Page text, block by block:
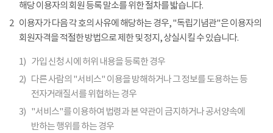
해당 이용자의 회원 등록 말소를 위한 절차를 밟습니다.
2 이용자가 다음 각 호의 사유에 해당하는 경우, "독립기념관"은 이용자의
회원자격을 적절한 방법으로 제한 및 정지, 상실시킬 수 있습니다.
1) 가입 신청 시에 허위 내용을 등록한 경우
2) 다른 사람의 "서비스" 이용을 방해하거나 그 정보를 도용하는 등
전자거래질서를 위협하는 경우
3) "서비스"를 이용하여 법령과 본 약관이 금지하거나 공서양속에
반하는 행위를 하는 경우